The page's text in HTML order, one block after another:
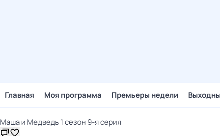
Главная Моя программа Премьеры недели
Маша и Медведь 1 сезон 9-я серия